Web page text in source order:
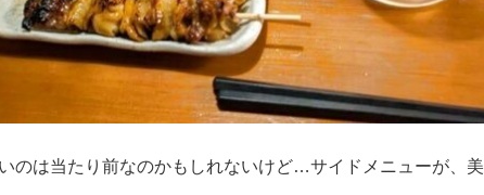
のは当たり前なのかもしれないけど…サイドメニューが、美